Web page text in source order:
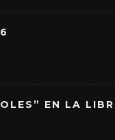
EN LA